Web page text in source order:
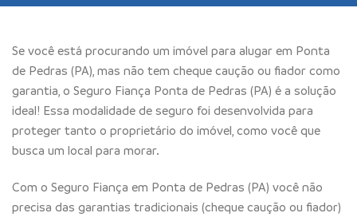
Se você está procurando um imóvel para alugar em Ponta
de Pedras (PA), mas não tem cheque caução ou fiador como
garantia, o Seguro Fiança Ponta de Pedras (PA) é a solução
ideal! Essa modalidade de seguro foi desenvolvida para
proteger tanto o proprietário do imóvel, como você que
busca um local para morar.
Com o Seguro Fiança em Ponta de Pedras (PA) você não
precisa das garantias tradicionais (cheque caução ou fiador)